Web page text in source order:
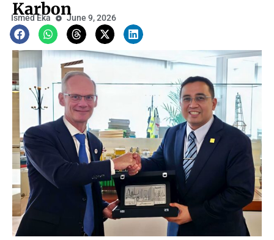
Karbon
Ismed Eka June 9, 2026